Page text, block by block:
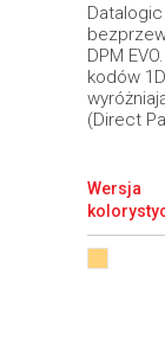
Datalogic
DPM
kodów
(Direct
Wersja